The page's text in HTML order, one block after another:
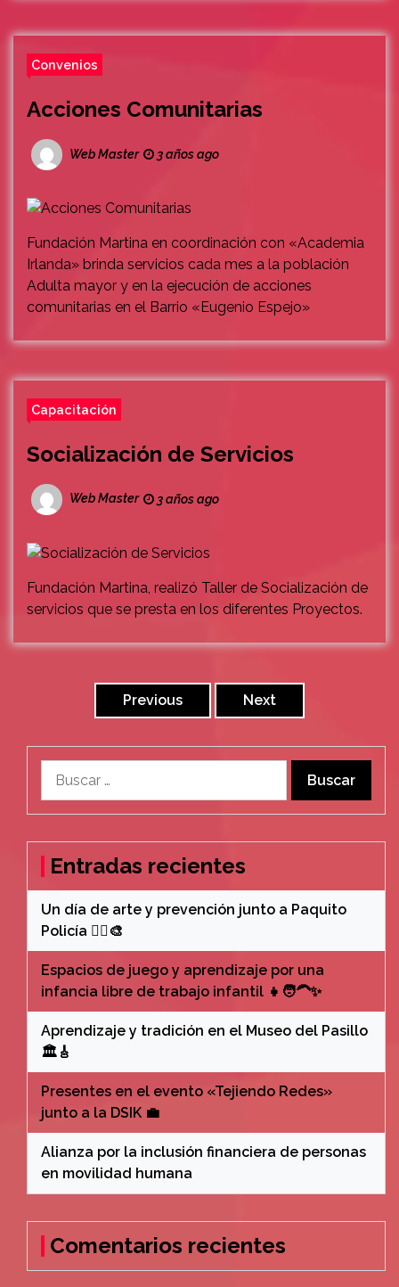
Convenios
Acciones Comunitarias
Web Master 3 años ago
Fundación Martina en coordinación con «Academia
Irlanda» brinda servicios cada mes a la población
Adulta mayor y en la ejecución de acciones
comunitarias en el Barrio «Eugenio Espejo»
Capacitación
Socialización de Servicios
Web Master 3 años ago
Fundación Martina, realizó Taller de Socialización de
servicios que se presta en los diferentes Proyectos.
Previous Next
Entradas recientes
Un día de arte y prevención junto a Paquito
Policía 👮‍♂️🎨
Espacios de juego y aprendizaje por una
infancia libre de trabajo infantil 👧🧑‍🦱✨
Aprendizaje y tradición en el Museo del Pasillo
🏛️🎸
Presentes en el evento «Tejiendo Redes»
junto a la DSIK 💼
Alianza por la inclusión financiera de personas
en movilidad humana
Comentarios recientes